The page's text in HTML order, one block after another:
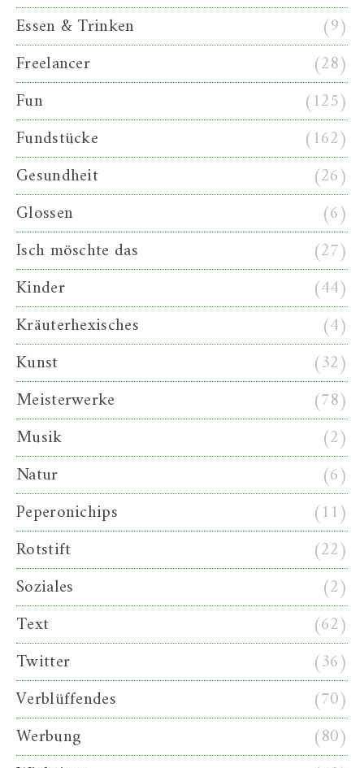
Essen & Trinken
(9)
Freelancer
(28)
Fun
(125)
Fundstücke
(162)
Gesundheit
(26)
Glossen
(6)
Isch möschte das
(27)
Kinder
(44)
Kräuterhexisches
(4)
Kunst
(32)
Meisterwerke
(78)
Musik
(2)
Natur
(6)
Peperonichips
(11)
Rotstift
(22)
Soziales
(2)
Text
(62)
Twitter
(36)
Verblüffendes
(70)
Werbung
(80)